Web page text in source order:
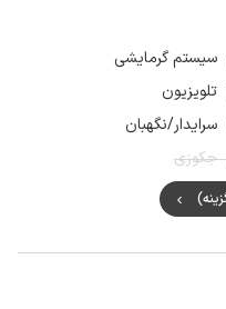
سیستم گرمایشی
تلویزیون
سرایدار/نگهبان
جکوزی